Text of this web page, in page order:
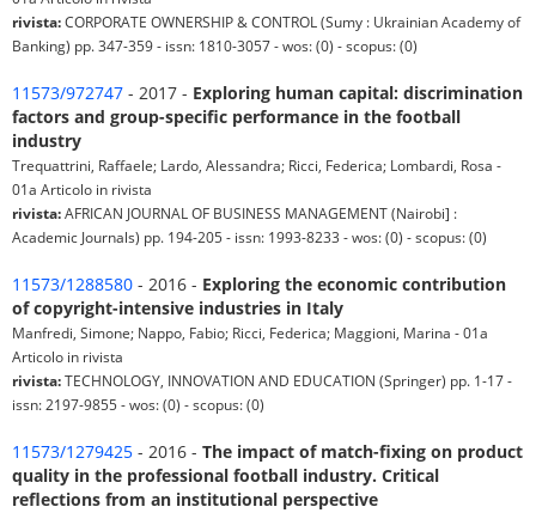
rivista:CORPORATE OWNERSHIP & CONTROL (Sumy : Ukrainian Academy of
Banking) pp. 347-359 - issn: 1810-3057 - wos: (0) - scopus: (0)
11573/972747 - 2017 - Exploring human capital: discrimination
factors and group-specific performance in the football
industry
Trequattrini, Raffaele; Lardo, Alessandra; Ricci, Federica; Lombardi, Rosa -
01a Articolo in rivista
rivista:AFRICAN JOURNAL OF BUSINESS MANAGEMENT (Nairobi] :
Academic Journals) pp. 194-205 - issn: 1993-8233 - wos: (0) - scopus: (0)
11573/1288580 - 2016 - Exploring the economic contribution
of copyright-intensive industries in Italy
Manfredi, Simone; Nappo, Fabio; Ricci, Federica; Maggioni, Marina - 01a
Articolo in rivista
rivista:TECHNOLOGY, INNOVATION AND EDUCATION (Springer) pp. 1-17 -
issn: 2197-9855 - wos: (0) - scopus: (0)
11573/1279425 - 2016 - The impact of match-fixing on product
quality in the professional football industry. Critical
reflections from an institutional perspective